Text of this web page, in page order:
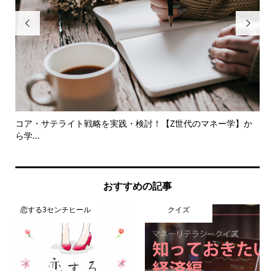

コア・サテライト戦略を実践・検討！【Z世代のマネー学】か
ら学...

おすすめの記事
恋する3センチヒール クイズ